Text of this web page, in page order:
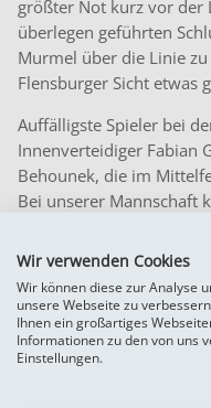
größter Not kurz vor der
überlegen geführten
Murmel über die Linie
Flensburger Sicht etwas
Auffälligste Spieler bei
Innenverteidiger Fabian
Behounek, die im
Bei unserer Mannschaft
Innenverteidiger-Duo
Rehfeldt konnte auch der
Pluspunkte sammeln.
Mit dem 38. Spieltag
Regionalliga Nord
Wir verwenden Cookies
Wir können diese zur Analyse
unsere Webseite zu
Ihnen ein großartiges
Informationen zu den von uns
Einstellungen.